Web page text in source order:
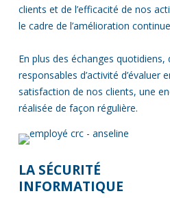
clients et de l’efficacité de nos
le cadre de l’amélioration
En plus des échanges
responsables d’activité d’évaluer
satisfaction de nos clients, une
réalisée de façon régulière.
LA SÉCURITÉ
INFORMATIQUE